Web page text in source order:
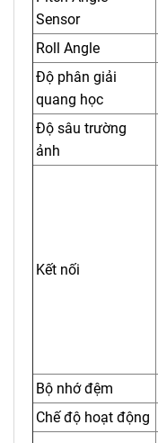
Sensor
Roll Angle
Độ phân giải
quang học
Độ sâu trường
ảnh
Kết nối
Bộ nhớ đệm
Chế độ hoạt động